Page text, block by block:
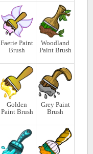
Faerie Paint
Brush
Woodland
Paint Brush
Golden
Paint Brush
Grey Paint
Brush